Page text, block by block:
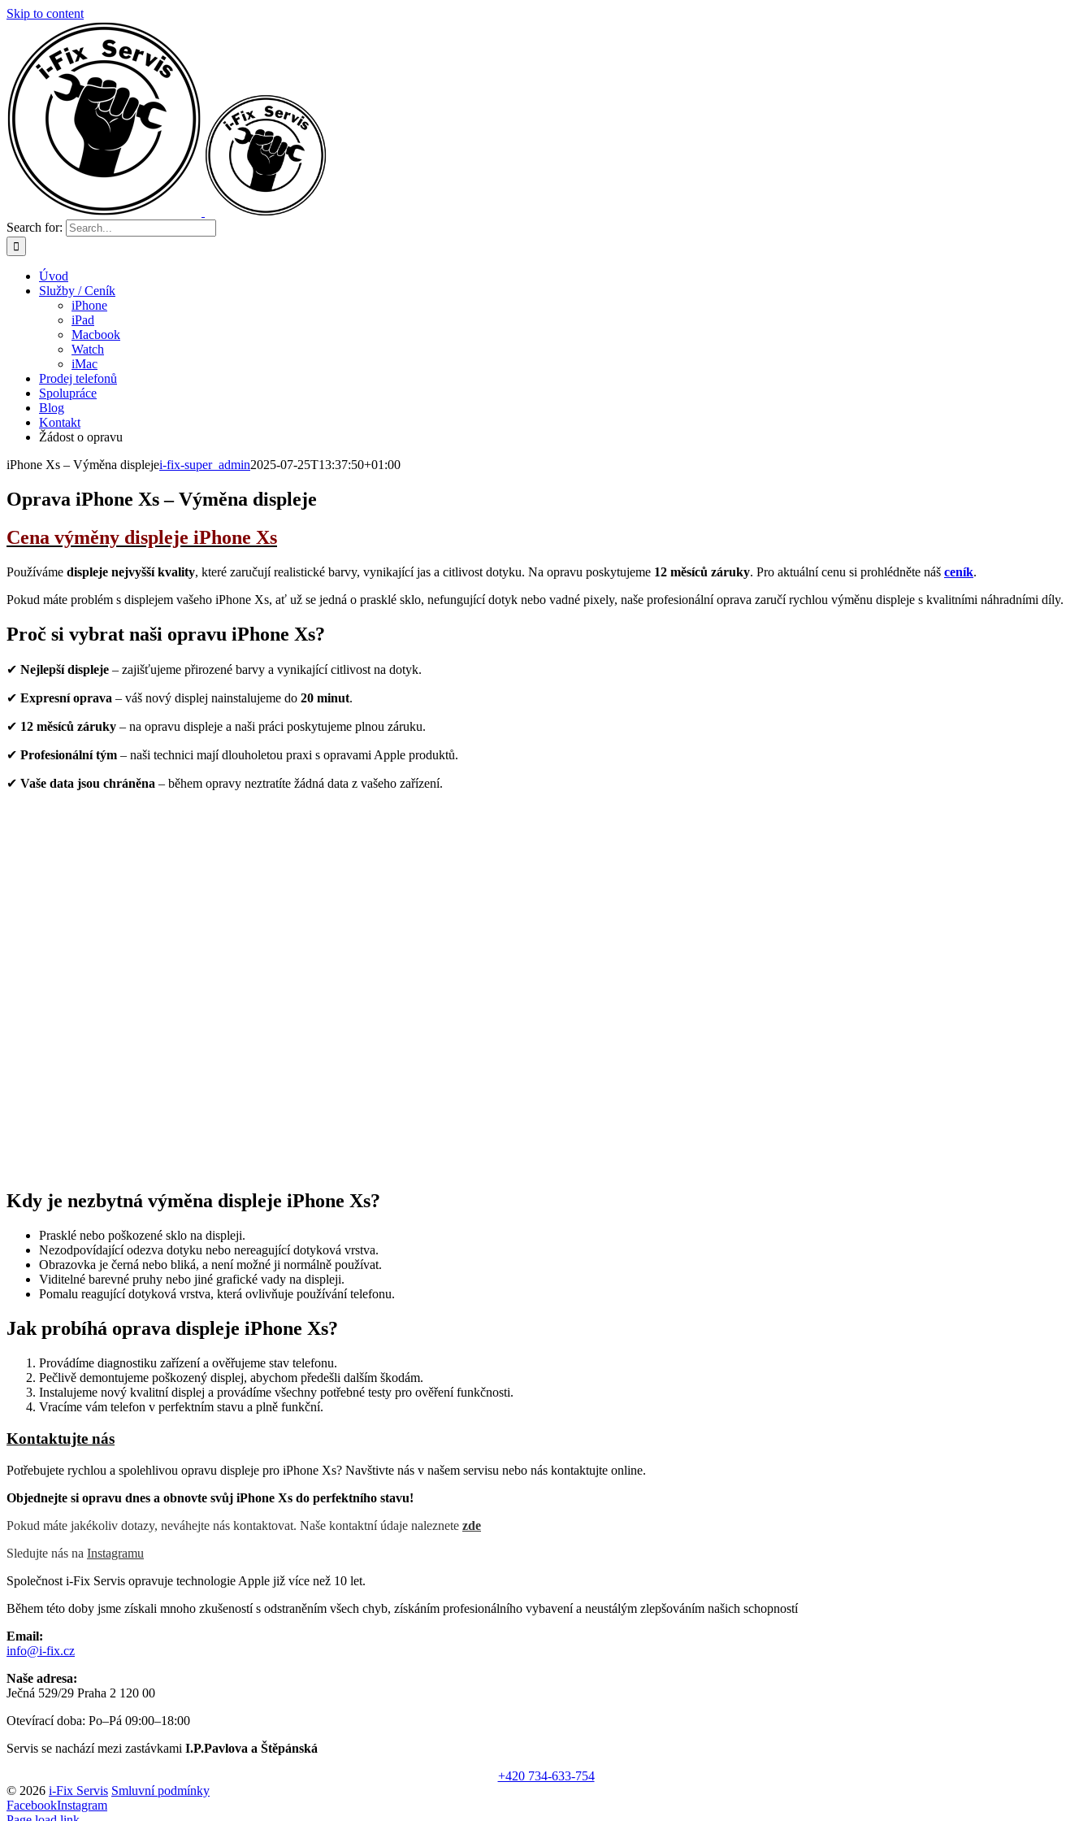
Skip to content
Search for:
Úvod
Služby / Ceník
iPhone
iPad
Macbook
Watch
iMac
Prodej telefonů
Spolupráce
Blog
Kontakt
Žádost o opravu
iPhone Xs – Výměna displejei-fix-super_admin2025-07-25T13:37:50+01:00
Oprava iPhone Xs – Výměna displeje
Cena výměny displeje iPhone Xs
Používáme displeje nejvyšší kvality, které zaručují realistické barvy, vynikající jas a citlivost dotyku. Na opravu poskytujeme 12 měsíců záruky. Pro aktuální cenu si prohlédněte náš ceník.
Pokud máte problém s displejem vašeho iPhone Xs, ať už se jedná o prasklé sklo, nefungující dotyk nebo vadné pixely, naše profesionální oprava zaručí rychlou výměnu displeje s kvalitními náhradními díly.
Proč si vybrat naši opravu iPhone Xs?
✔ Nejlepší displeje – zajišťujeme přirozené barvy a vynikající citlivost na dotyk.
✔ Expresní oprava – váš nový displej nainstalujeme do 20 minut.
✔ 12 měsíců záruky – na opravu displeje a naši práci poskytujeme plnou záruku.
✔ Profesionální tým – naši technici mají dlouholetou praxi s opravami Apple produktů.
✔ Vaše data jsou chráněna – během opravy neztratíte žádná data z vašeho zařízení.
Kdy je nezbytná výměna displeje iPhone Xs?
Prasklé nebo poškozené sklo na displeji.
Nezodpovídající odezva dotyku nebo nereagující dotyková vrstva.
Obrazovka je černá nebo bliká, a není možné ji normálně používat.
Viditelné barevné pruhy nebo jiné grafické vady na displeji.
Pomalu reagující dotyková vrstva, která ovlivňuje používání telefonu.
Jak probíhá oprava displeje iPhone Xs?
Provádíme diagnostiku zařízení a ověřujeme stav telefonu.
Pečlivě demontujeme poškozený displej, abychom předešli dalším škodám.
Instalujeme nový kvalitní displej a provádíme všechny potřebné testy pro ověření funkčnosti.
Vracíme vám telefon v perfektním stavu a plně funkční.
Kontaktujte nás
Potřebujete rychlou a spolehlivou opravu displeje pro iPhone Xs? Navštivte nás v našem servisu nebo nás kontaktujte online.
Objednejte si opravu dnes a obnovte svůj iPhone Xs do perfektního stavu!
Pokud máte jakékoliv dotazy, neváhejte nás kontaktovat. Naše kontaktní údaje naleznete zde
Sledujte nás na Instagramu
Společnost i-Fix Servis opravuje technologie Apple již více než 10 let.
Během této doby jsme získali mnoho zkušeností s odstraněním všech chyb, získáním profesionálního vybavení a neustálým zlepšováním našich schopností
Email:
info@i-fix.cz
Naše adresa:
Ječná 529/29 Praha 2 120 00
Otevírací doba: Po–Pá 09:00–18:00
Servis se nachází mezi zastávkami I.P.Pavlova a Štěpánská
+420 734-633-754
© 2026 i-Fix Servis Smluvní podmínky
FacebookInstagram